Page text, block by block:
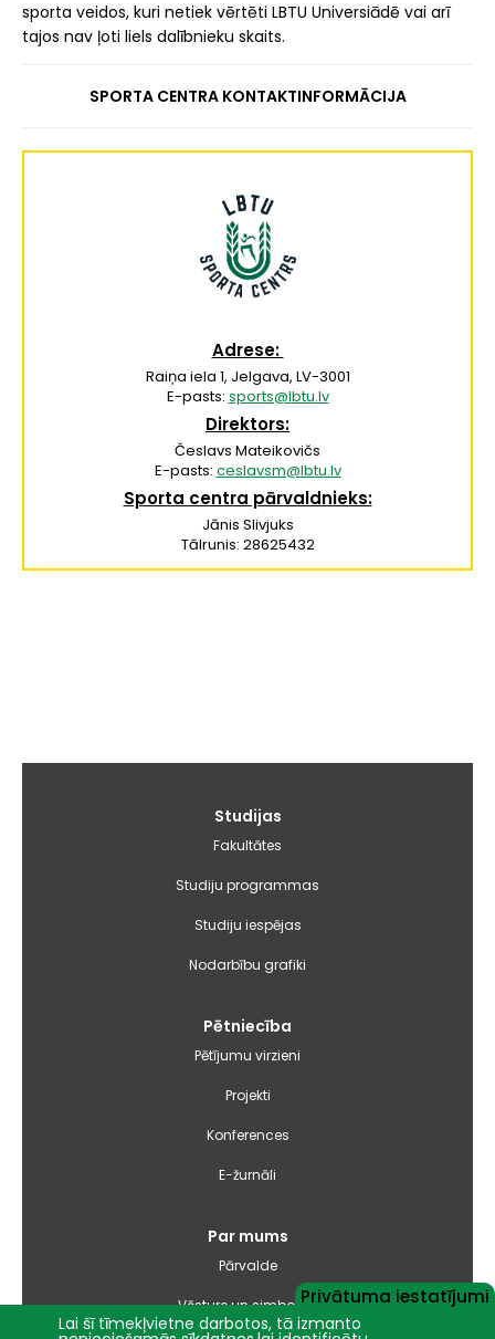
sporta veidos, kuri netiek vērtēti LBTU Universiādē vai arī
tajos nav ļoti liels dalībnieku skaits.
SPORTA CENTRA KONTAKTINFORMĀCIJA
Adrese:
Raiņa iela 1, Jelgava, LV-3001
E-pasts: sports@lbtu.lv
Direktors:
Česlavs Mateikovičs
E-pasts: ceslavsm@lbtu.lv
Sporta centra pārvaldnieks:
Jānis Slivjuks
Tālrunis: 28625432
Studijas
Fakultātes
Studiju programmas
Studiju iespējas
Nodarbību grafiki
Pētniecība
Pētījumu virzieni
Projekti
Konferences
E-žurnāli
Par mums
Pārvalde
Vēsture un simbolikaPrivātuma iestatījumi
Lai šī tīmekļvietne darbotos, tā izmanto